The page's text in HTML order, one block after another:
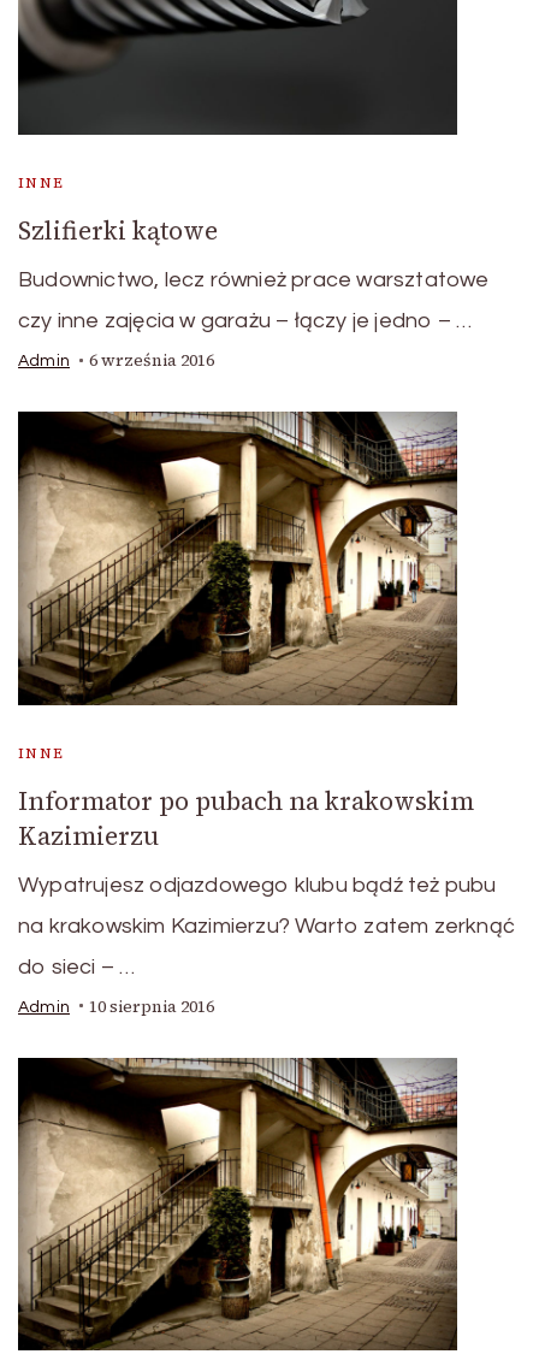
INNE
Szlifierki kątowe
Budownictwo, lecz również prace warsztatowe
czy inne zajęcia w garażu – łączy je jedno – …
Admin 6 września 2016
INNE
Informator po pubach na krakowskim
Kazimierzu
Wypatrujesz odjazdowego klubu bądź też pubu
na krakowskim Kazimierzu? Warto zatem zerknąć
do sieci – …
Admin 10 sierpnia 2016